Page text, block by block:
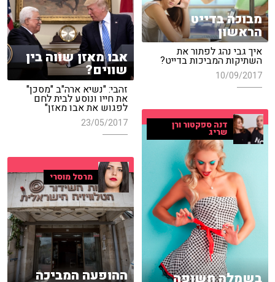
מבוכה בדייט
הראשון
איך גבי נהג לפתור את
השתיקות המביכות בדייט?
10/09/2017
אבו מאזן שווה בין
שווים?
זהבי: "נשיא ארה"ב "מסכן"
את חייו ונוסע לבית לחם
לפגוש את אבו מאזן"
23/05/2017 דנה ספקטור ורן
שריג
מרסל מוסרי
ההופעה המביכה